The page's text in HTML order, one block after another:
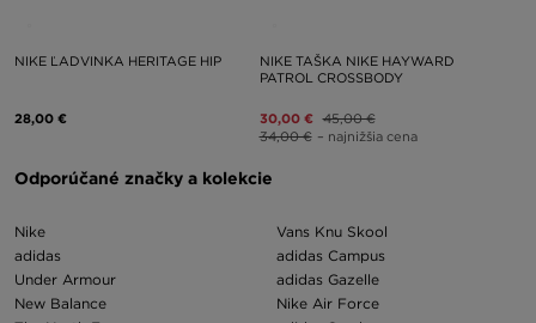
NIKE ĽADVINKA HERITAGE HIP
28,00 €
NIKE TAŠKA NIKE HAYWARD
PATROL CROSSBODY
30,00 € 45,00 €
34,00 € – najnižšia cena
Odporúčané značky a kolekcie
Nike
adidas
Under Armour
New Balance
Vans Knu Skool
adidas Campus
adidas Gazelle
Nike Air Force